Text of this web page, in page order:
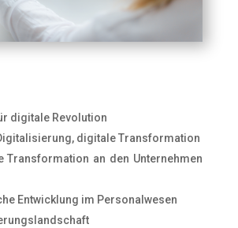
digitale Revolution
digitale Transformation
Transformation an den Unternehmen
Entwicklung im Personalwesen